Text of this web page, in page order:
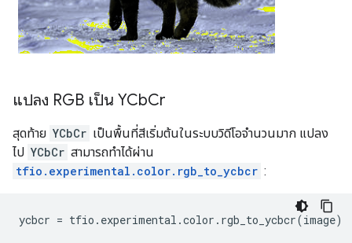
แปลง RGB เป็น YCbCr
สุดท้าย YCbCr เป็นพื้นที่สีเริ่มต้นในระบบวิดีโอจำนวนมาก แปลง
ไป YCbCr สามารถทำได้ผ่าน
tfio.experimental.color.rgb_to_ycbcr :
ycbcr = tfio . experimental .color . rgb_to_ycbcr(image)